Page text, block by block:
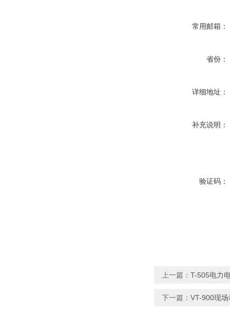
常用邮箱：
省份：
详细地址：
补充说明：
验证码：
上一篇： T-505电力
下一篇： VT-900现